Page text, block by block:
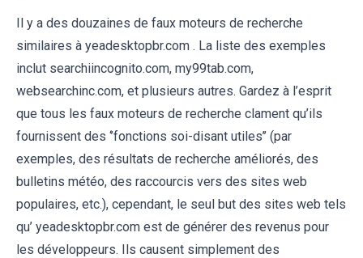
Il y a des douzaines de faux moteurs de recherche
similaires à yeadesktopbr.com . La liste des exemples
inclut searchiincognito.com, my99tab.com,
websearchinc.com, et plusieurs autres. Gardez à l’esprit
que tous les faux moteurs de recherche clament qu’ils
fournissent des ‘’fonctions soi-disant utiles’’ (par
exemples, des résultats de recherche améliorés, des
bulletins météo, des raccourcis vers des sites web
populaires, etc.), cependant, le seul but des sites web tels
qu’ yeadesktopbr.com est de générer des revenus pour
les développeurs. Ils causent simplement des